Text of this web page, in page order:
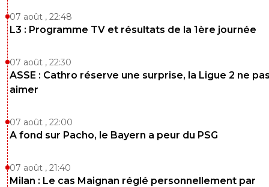
07 août , 22:48
L3 : Programme TV et résultats de la 1ère journée
07 août , 22:30
ASSE : Cathro réserve une surprise, la Ligue 2 ne
aimer
07 août , 22:00
A fond sur Pacho, le Bayern a peur du PSG
07 août , 21:40
Milan : Le cas Maignan réglé personnellement par